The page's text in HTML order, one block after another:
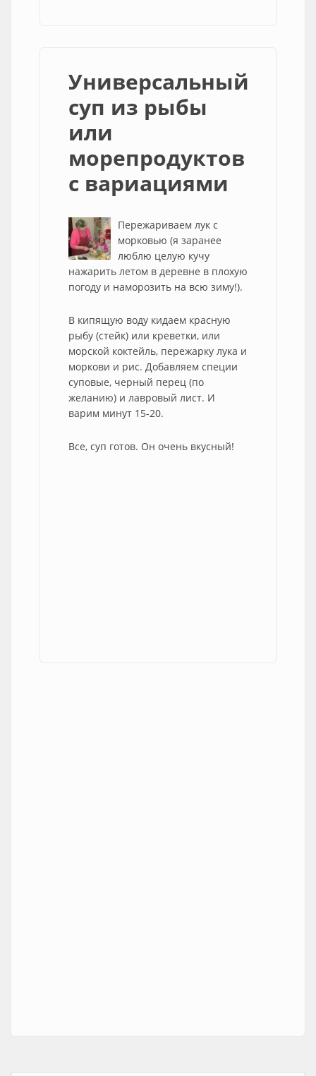
Универсальный
суп из рыбы
или
морепродуктов
с вариациями
Пережариваем лук с
морковью (я заранее
люблю целую кучу
нажарить летом в деревне в плохую
погоду и наморозить на всю зиму!).
В кипящую воду кидаем красную
рыбу (стейк) или креветки, или
морской коктейль, пережарку лука и
моркови и рис. Добавляем специи
суповые, черный перец (по
желанию) и лавровый лист. И
варим минут 15-20.
Все, суп готов. Он очень вкусный!